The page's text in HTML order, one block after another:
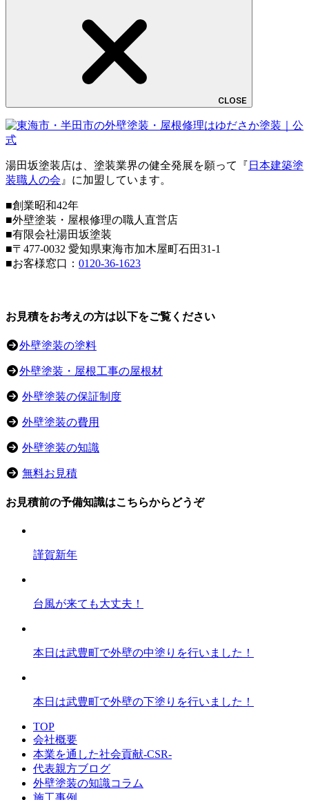
CLOSE
湯田坂塗装店は、塗装業界の健全発展を願って『 日本建築塗
装職人の会』に加盟しています。
■創業昭和42年
■外壁塗装・屋根修理の職人直営店
■有限会社湯田坂塗装
■〒 477-0032 愛知県東海市加木屋町石田31-1
■お客様窓口： 0120-36-1623
お見積をお考えの方は以下をご覧ください
外壁塗装の塗料
外壁塗装・屋根工事の屋根材
外壁塗装の保証制度
外壁塗装の費用
外壁塗装の知識
無料お見積
お見積前の予備知識はこちらからどうぞ
謹賀新年
台風が来ても大丈夫！
本日は武豊町で外壁の中塗りを行いました！
本日は武豊町で外壁の下塗りを行いました！
TOP
会社概要
本業を通した社会貢献-CSR-
代表親方ブログ
外壁塗装の知識コラム